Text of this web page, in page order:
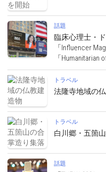
話題
臨床心理士・
「Influencer
「Humanitarian
トラベル
法隆寺地域の
トラベル
白川郷・五箇
話題